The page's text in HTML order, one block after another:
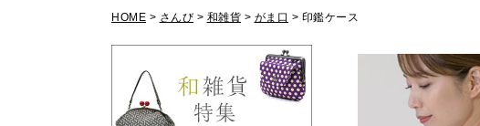
半衿 帯〆 帯揚
帯留・三分紐・末広
かんざし・髪飾り・櫛
小銭入れ・丸型3.3寸
小銭入れ・丸型2.5寸
小銭入れ・角型2.5寸
HOME さんび 和雑貨 がま口 印鑑ケース